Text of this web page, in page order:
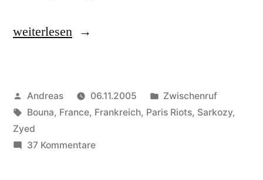
„Pour
Zyed“
weiterlesen
Veröffentlicht
von
Andreas 06.11.2005
Veröffentlicht
in
Zwischenruf
Schlagwörter:
Bouna, France, Frankreich, Paris Riots, Sarkozy,
Zyed
37 Kommentarezu